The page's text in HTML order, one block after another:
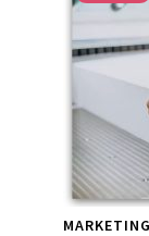
MARKETING